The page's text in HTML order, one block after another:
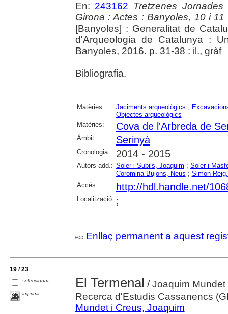
En: 243162 Tretzenes
Girona : Actes : Banyoles, 10 i
[Banyoles] : Generalitat de
d'Arqueologia de Catalunya :
Banyoles, 2016. p. 31-38 : il., gràf
Bibliografia.
Matèries: Jaciments arqueològics ;
Objectes arqueològics
Matèries:
Cova de l'Arbreda de
Àmbit: Serinyà
Cronologia: 2014 - 2015
Autors add.: Soler i Subils, Joaquim ; Soler i
Coromina Bujons, Neus ; Simon
Accés:
http://hdl.handle.net/
Localització: ;
Enllaç permanent a aquest
19 / 23
seleccionar
imprimir
El Termenal / Joaquim
Recerca d'Estudis Cassanencs
Mundet i Creus, Joaquim